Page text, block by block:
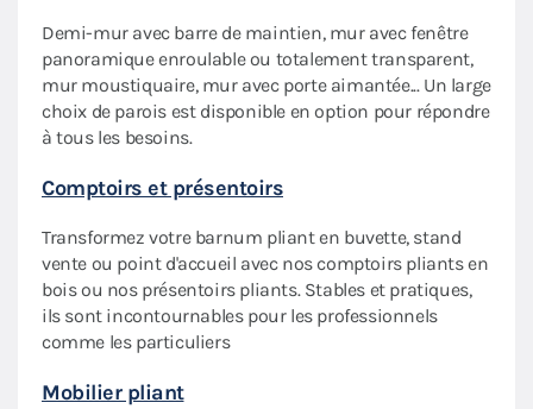
Demi-mur avec barre de maintien, mur avec fenêtre
panoramique enroulable ou totalement transparent,
mur moustiquaire, mur avec porte aimantée... Un large
choix de parois est disponible en option pour répondre
à tous les besoins.
Comptoirs et présentoirs
Transformez votre barnum pliant en buvette, stand
vente ou point d'accueil avec nos comptoirs pliants en
bois ou nos présentoirs pliants. Stables et pratiques,
ils sont incontournables pour les professionnels
comme les particuliers
Mobilier pliant